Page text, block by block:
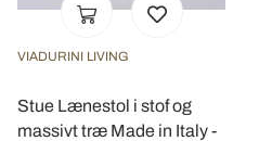
VIADURINI LIVING
Stue Lænestol i stof og
massivt træ Made in Italy -